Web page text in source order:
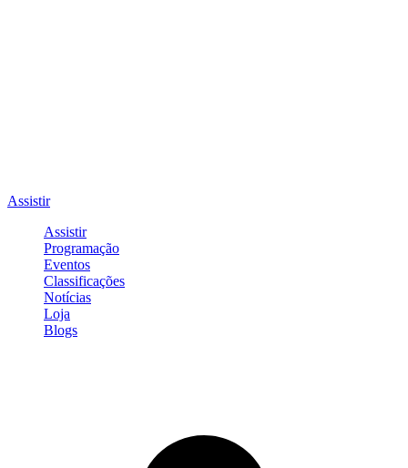
Assistir
Assistir
Programação
Eventos
Classificações
Notícias
Loja
Blogs